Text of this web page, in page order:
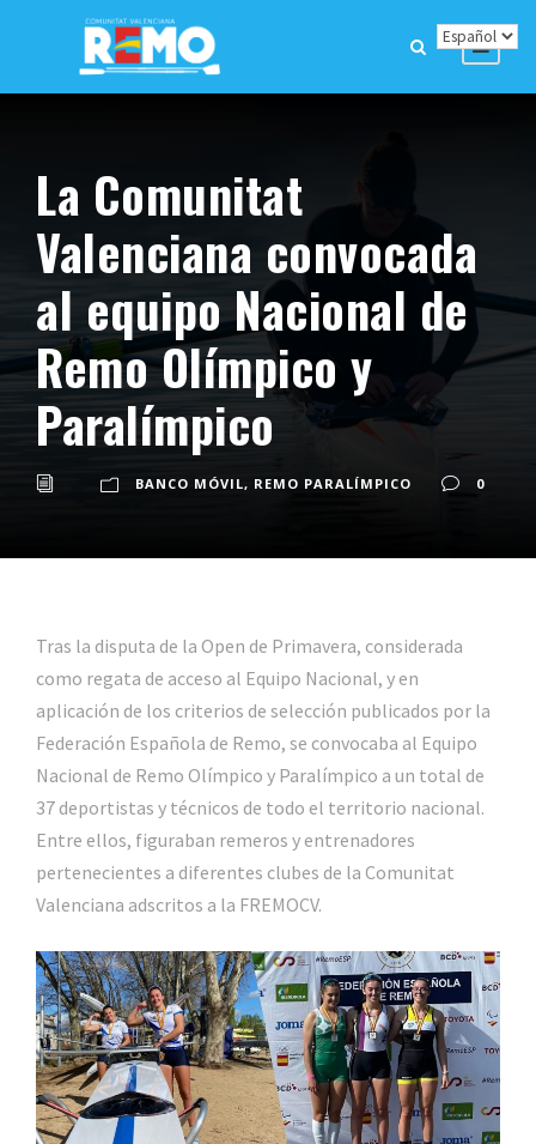
La Comunitat
Valenciana convocada
al equipo Nacional de
Remo Olímpico y
Paralímpico
BANCO MÓVIL, REMO PARALÍMPICO 0
Tras la disputa de la Open de Primavera, considerada
como regata de acceso al Equipo Nacional, y en
aplicación de los criterios de selección publicados por la
Federación Española de Remo, se convocaba al Equipo
Nacional de Remo Olímpico y Paralímpico a un total de
37 deportistas y técnicos de todo el territorio nacional.
Entre ellos, figuraban remeros y entrenadores
pertenecientes a diferentes clubes de la Comunitat
Valenciana adscritos a la FREMOCV.